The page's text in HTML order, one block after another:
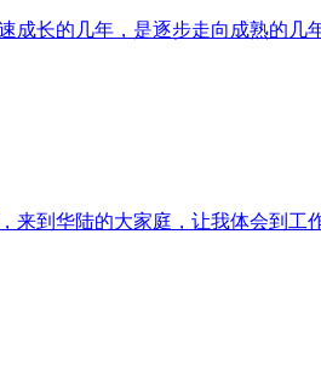
成长的几年，是逐步走向成熟的
来到华陆的大家庭，让我体会到